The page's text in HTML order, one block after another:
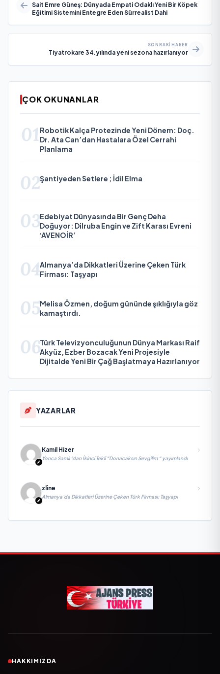
Sait Emre Güneş: Dünyada Empati Odaklı Yeni Bir Köpek
Eğitimi Sistemini Entegre Eden Sürrealist Dahi
SONRAKI HABER
Tiyatrokare 34.yılında yeni sezona hazırlanıyor
ÇOK OKUNANLAR
01 Robotik Kalça Protezinde Yeni Dönem: Doç.
Dr. Ata Can’dan Hastalara Özel Cerrahi
Planlama
02Şantiyeden Setlere ; İdil Elma
03Edebiyat Dünyasında Bir Genç Deha
Doğuyor: Dilruba Engin ve Zift Karası Evreni
‘AVENOİR’
04Almanya’da Dikkatleri Üzerine Çeken Türk
Firması: Taşyapı
05Melisa Özmen, doğum gününde şıklığıyla göz
kamaştırdı.
06Türk Televizyonculuğunun Dünya Markası Raif
Akyüz, Ezber Bozacak Yeni Projesiyle
Dijitalde Yeni Bir Çağ Başlatmaya Hazırlanıyor
YAZARLAR
Kamil Hizer
Yonca Samlı ‘dan İkinci Tekli “Donacaksın Sevgilim “ yayımlandı
zline
Almanya’da Dikkatleri Üzerine Çeken Türk Firması: Taşyapı
HAKKIMIZDA